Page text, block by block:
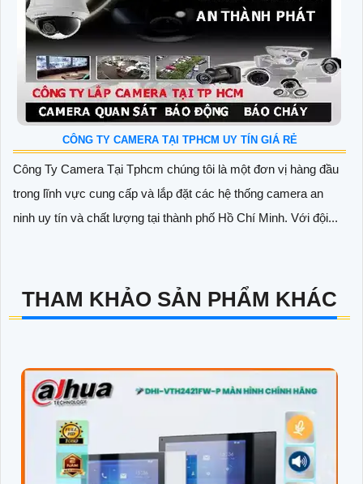
CÔNG TY CAMERA TẠI TPHCM UY TÍN GIÁ RẺ
Công Ty Camera Tại Tphcm chúng tôi là một đơn vị hàng đầu
trong lĩnh vực cung cấp và lắp đặt các hệ thống camera an
ninh uy tín và chất lượng tại thành phố Hồ Chí Minh. Với đội...
THAM KHẢO SẢN PHẨM KHÁC